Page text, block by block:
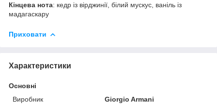
Кінцева нота: кедр із вірджинії, білий мускус, ваніль із
мадагаскару
Приховати
Характеристики
Основні
Виробник
Giorgio Armani